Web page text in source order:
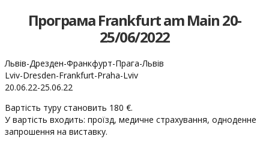
Програма Frankfurt am Main 20-
25/06/2022
Львів-Дрезден-Франкфурт-Прага-Львів
Lviv-Dresden-Frankfurt-Praha-Lviv
20.06.22-25.06.22
Вартість туру становить 180 €.
У вартість входить: проїзд, медичне страхування, одноденне
запрошення на виставку.